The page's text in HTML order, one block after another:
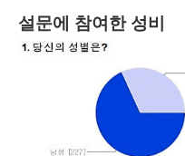
설문에 참여한 성비